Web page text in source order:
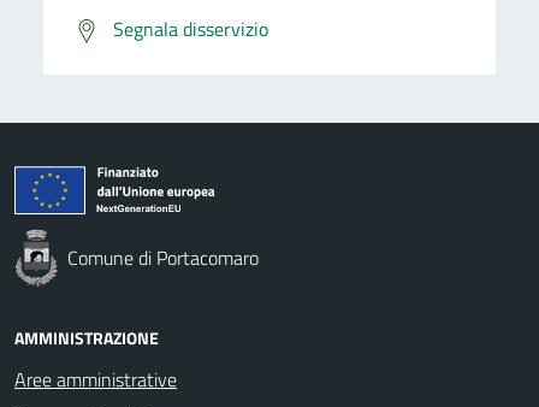
Segnala disservizio
Comune di Portacomaro
AMMINISTRAZIONE
Aree amministrative